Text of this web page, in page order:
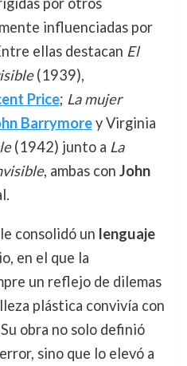
por otros
influenciadas por
ellas destacan El
(1939),
Price; La mujer
Barrymorey Virginia
(1942) junto a La
, ambas con John
consolidó un lenguaje
en el que la
un reflejo de dilemas
plástica convivía con
obra no solo definió
sino que lo elevó a